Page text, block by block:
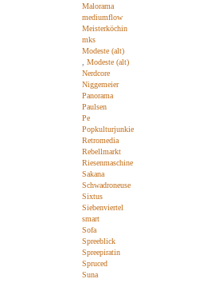
Malorama
mediumflow
Meisterköchin
mks
Modeste (alt)
Modeste (alt)
Nerdcore
Niggemeier
Panorama
Paulsen
Pe
Popkulturjunkie
Retromedia
Rebellmarkt
Riesenmaschine
Sakana
Schwadroneuse
Sixtus
Siebenviertel
smart
Sofa
Spreeblick
Spreepiratin
Spruced
Suna